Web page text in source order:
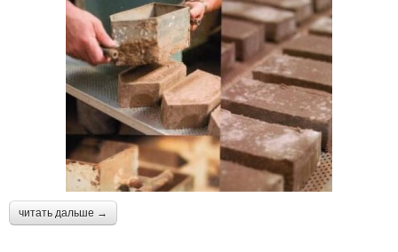
читать дальше →